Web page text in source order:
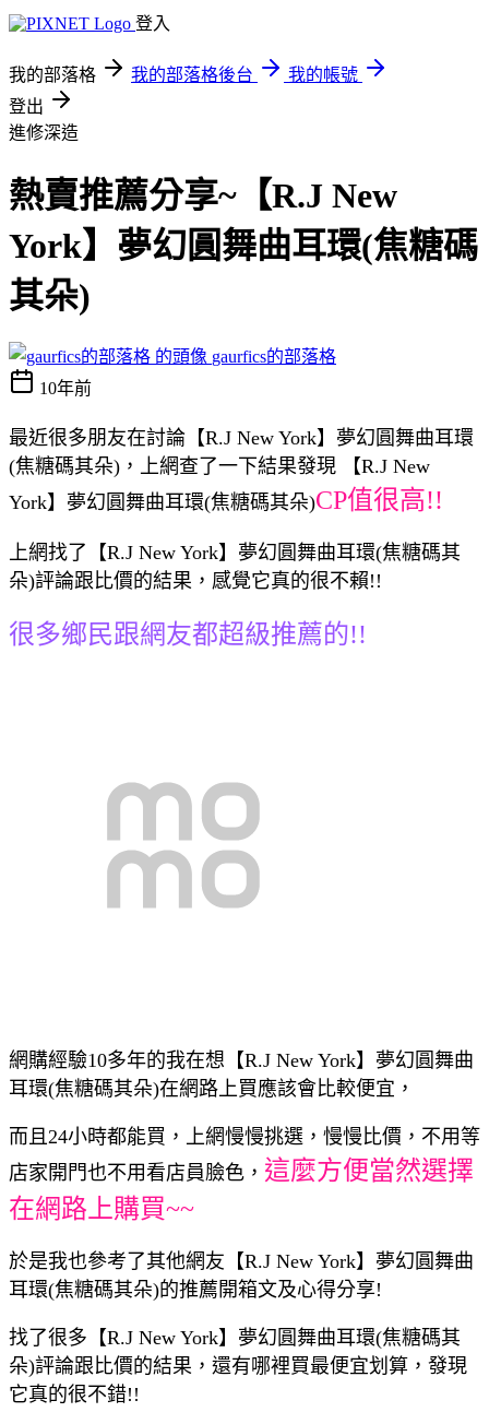
登入
我的部落格 我的部落格後台
我的帳號
登出
進修深造
熱賣推薦分享~【R.J New
York】夢幻圓舞曲耳環(焦糖碼
其朵)
gaurfics的部落格
10年前
最近很多朋友在討論【R.J New York】夢幻圓舞曲耳環
(焦糖碼其朵)，上網查了一下結果發現 【R.J New
York】夢幻圓舞曲耳環(焦糖碼其朵)CP值很高!!
上網找了【R.J New York】夢幻圓舞曲耳環(焦糖碼其
朵)評論跟比價的結果，感覺它真的很不賴!!
很多鄉民跟網友都超級推薦的!!
網購經驗10多年的我在想【R.J New York】夢幻圓舞曲
耳環(焦糖碼其朵)在網路上買應該會比較便宜，
而且24小時都能買，上網慢慢挑選，慢慢比價，不用等
店家開門也不用看店員臉色， 這麼方便當然選擇
在網路上購買~~
於是我也參考了其他網友【R.J New York】夢幻圓舞曲
耳環(焦糖碼其朵)的推薦開箱文及心得分享!
找了很多【R.J New York】夢幻圓舞曲耳環(焦糖碼其
朵)評論跟比價的結果，還有哪裡買最便宜划算，發現
它真的很不錯!!